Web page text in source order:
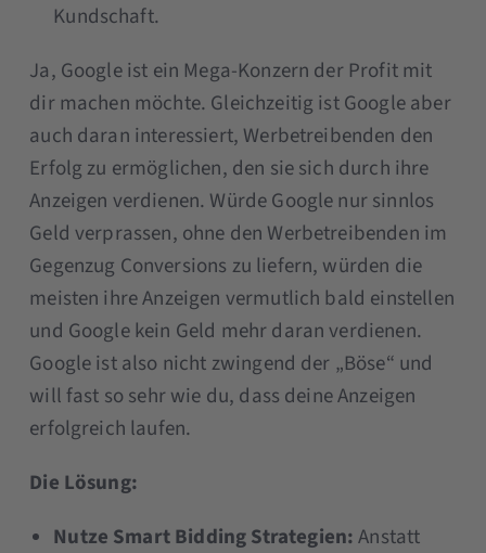
Kundschaft.
Ja, Google ist ein Mega-Konzern der Profit mit
dir machen möchte. Gleichzeitig ist Google aber
auch daran interessiert, Werbetreibenden den
Erfolg zu ermöglichen, den sie sich durch ihre
Anzeigen verdienen. Würde Google nur sinnlos
Geld verprassen, ohne den Werbetreibenden im
Gegenzug Conversions zu liefern, würden die
meisten ihre Anzeigen vermutlich bald einstellen
und Google kein Geld mehr daran verdienen.
Google ist also nicht zwingend der „Böse“ und
will fast so sehr wie du, dass deine Anzeigen
erfolgreich laufen.
Die Lösung:
Nutze Smart Bidding Strategien:Anstatt